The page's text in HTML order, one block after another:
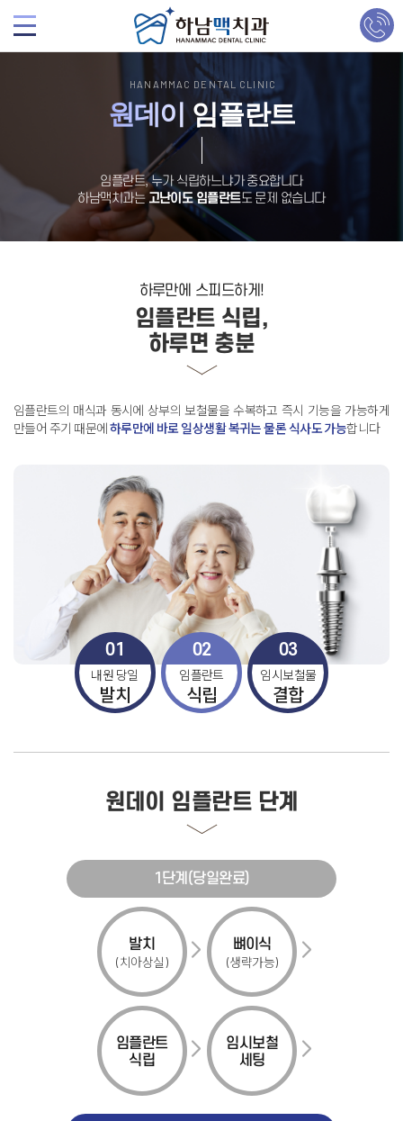
HANAMMAC DENTAL CLINIC
원데이 임플란트
임플란트, 누가 식립하느냐가 중요합니다
하남맥치과는고난이도 임플란트도 문제 없습니다
하루만에 스피드하게!
임플란트 식립,
하루면 충분
임플란트의 매식과 동시에 상부의 보철물을 수복하고 즉시 기능을 가능하게
만들어 주기 때문에하루만에 바로 일상생활 복귀는 물론 식사도 가능합니다
01
내원 당일
발치
02
임플란트
식립
03
임시보철물
결합
원데이 임플란트 단계
1단계(당일완료)
발치
(치아상실)
뼈이식
(생략가능)
임플란트
식립
임시보철
세팅